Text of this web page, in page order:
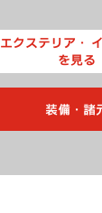
エクステリア・
を見る
装備・諸